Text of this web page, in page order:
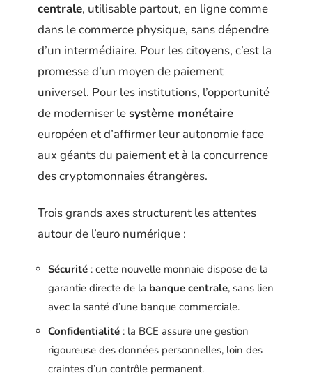
centrale, utilisable partout, en ligne comme
dans le commerce physique, sans dépendre
d’un intermédiaire. Pour les citoyens, c’est la
promesse d’un moyen de paiement
universel. Pour les institutions, l’opportunité
de moderniser lesystème monétaire
européen et d’affirmer leur autonomie face
aux géants du paiement et à la concurrence
des cryptomonnaies étrangères.
Trois grands axes structurent les attentes
autour de l’euro numérique :
Sécurité : cette nouvelle monnaie dispose de la
garantie directe de la banque centrale, sans lien
avec la santé d’une banque commerciale.
Confidentialité : la BCE assure une gestion
rigoureuse des données personnelles, loin des
craintes d’un contrôle permanent.